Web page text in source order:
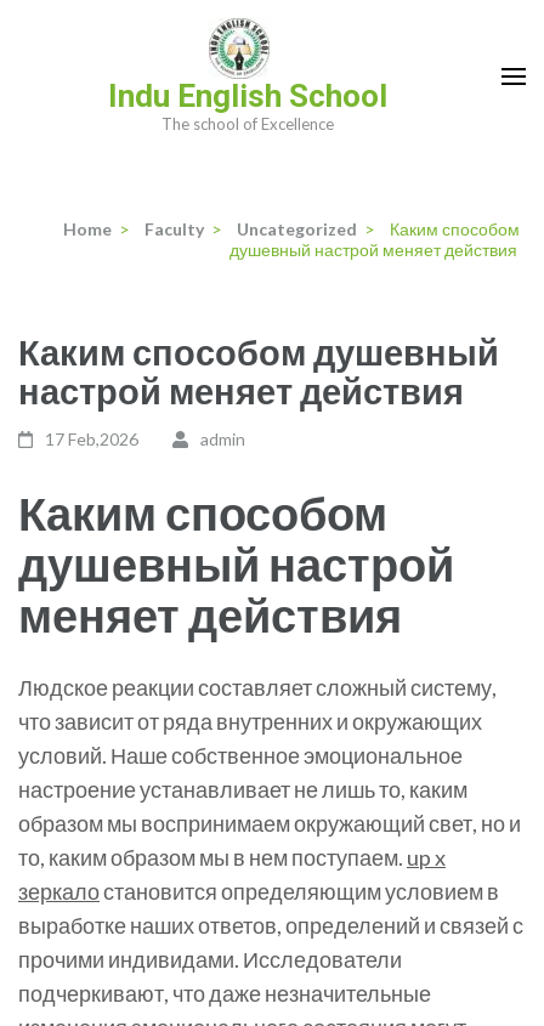
Indu English School
The school of Excellence
Home > Faculty > Uncategorized >
Каким способом
душевный настрой меняет действия
Каким способом душевный
настрой меняет действия
17 Feb,2026 admin
Каким способом
душевный настрой
меняет действия
Людское реакции составляет сложный систему,
что зависит от ряда внутренних и окружающих
условий. Наше собственное эмоциональное
настроение устанавливает не лишь то, каким
образом мы воспринимаем окружающий свет, но и
то, каким образом мы в нем поступаем. up x
зеркалостановится определяющим условием в
выработке наших ответов, определений и связей с
прочими индивидами. Исследователи
подчеркивают, что даже незначительные